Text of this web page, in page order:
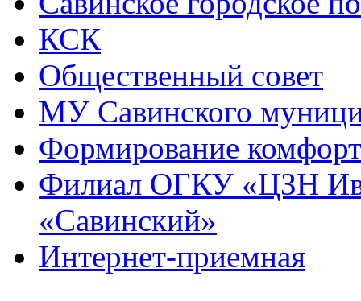
КСК
Общественный совет
МУ Савинского
Формирование
Филиал ОГКУ «ЦЗН
«Савинский»
Интернет-приемная